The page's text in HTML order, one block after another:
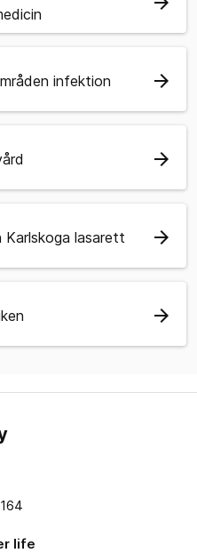
infektion arrow_forward
arrow_forward
Karlskoga lasarett arrow_forward
arrow_forward
life